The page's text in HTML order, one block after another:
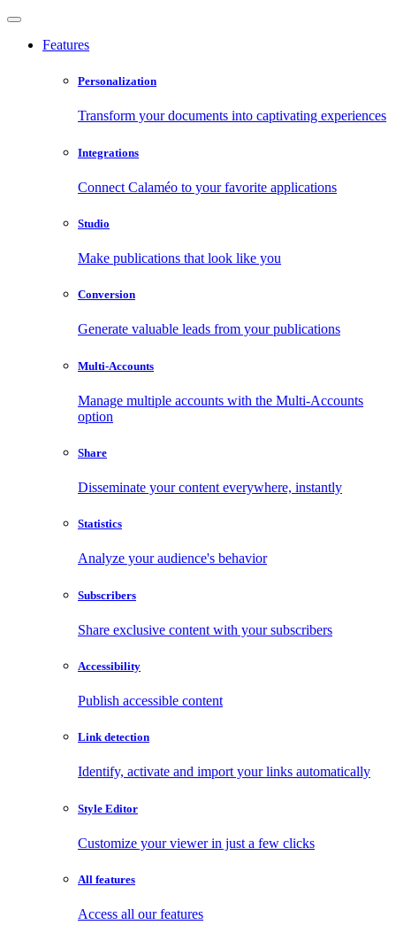
Features
Personalization
Transform your documents into captivating experiences
Integrations
Connect Calaméo to your favorite applications
Studio
Make publications that look like you
Conversion
Generate valuable leads from your publications
Multi-Accounts
Manage multiple accounts with the Multi-Accounts
option
Share
Disseminate your content everywhere, instantly
Statistics
Analyze your audience's behavior
Subscribers
Share exclusive content with your subscribers
Accessibility
Publish accessible content
Link detection
Identify, activate and import your links automatically
Style Editor
Customize your viewer in just a few clicks
All features
Access all our features